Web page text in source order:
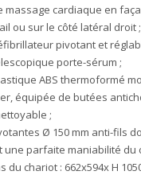
massage cardiaque en
ou sur le côté latéral droit ;
pivotant et
porte-sérum ;
ABS thermoformé
équipée de butées
;
Ø 150 mm anti-fils
une parfaite maniabilité du
du chariot : 662x594x H